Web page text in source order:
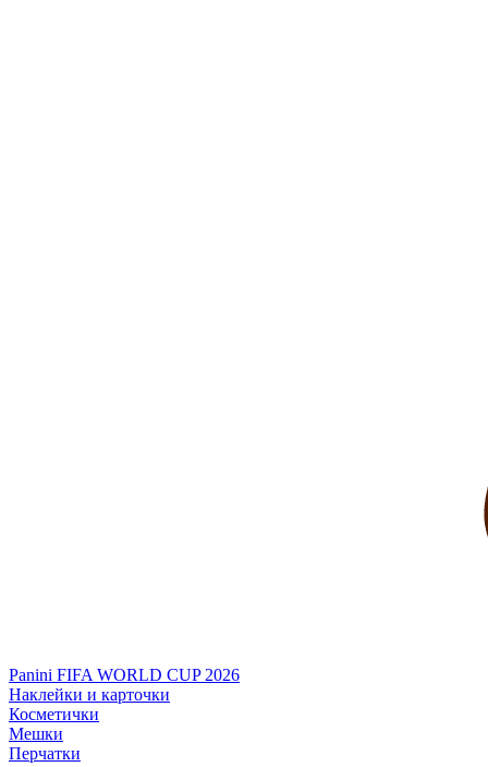
Panini FIFA WORLD CUP 2026
Наклейки и карточки
Косметички
Мешки
Перчатки